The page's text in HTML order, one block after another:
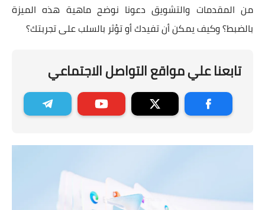
من المقدمات والتشويق دعونا نوضح ماهية هذه الميزة
بالضبط؟ وكيف يمكن أن تفيدك أو تؤثر بالسلب على تجربتك؟
تابعنا علي مواقع التواصل الاجتماعي